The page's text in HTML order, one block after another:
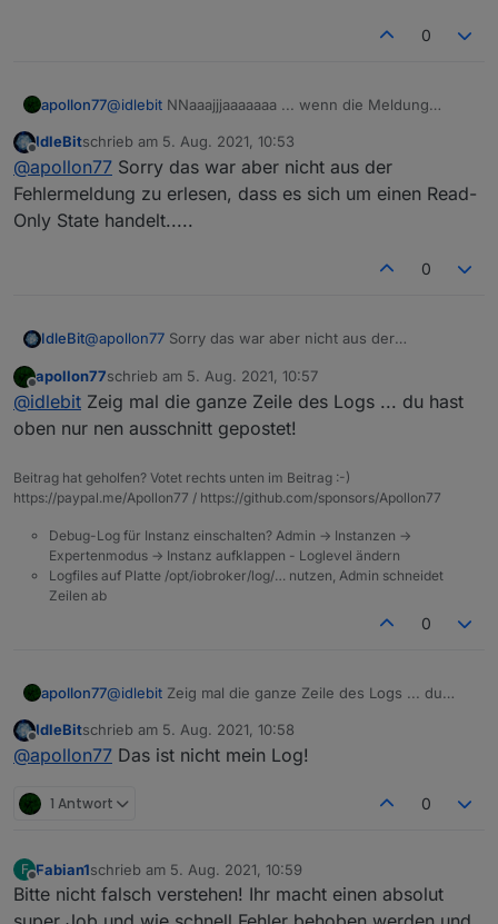
0
apollon77@idlebit NNaaajjjaaaaaaa ... wenn die Meldung
... die Hauptfrage für mich ist : Warum denn
überhaupt? Aber ja eine Lösung (die pragmatischste
aber nicht die beste) ist das von Dir vorgeschlagene.
Die richtige Lösung ist zu schauen warum man
überhaupt auf ein Read-Only-State schreibt und
Offline
IdleBitschrieb am 5. Aug. 2021, 10:53
zuletzt editiert von
@apollon77 Sorry das war aber nicht aus der
Fehlermeldung zu erlesen, dass es sich um einen Read-
Only State handelt.....
0
IdleBit@apollon77 Sorry das war aber nicht aus der
Only State handelt.....
Offline
apollon77schrieb am 5. Aug. 2021, 10:57
zuletzt editiert von
@idlebit Zeig mal die ganze Zeile des Logs ... du hast
oben nur nen ausschnitt gepostet!
Beitrag hat geholfen? Votet rechts unten im Beitrag :-)
https://paypal.me/Apollon77 / https://github.com/sponsors/Apollon77
Debug-Log für Instanz einschalten? Admin -> Instanzen ->
Expertenmodus -> Instanz aufklappen - Loglevel ändern
Logfiles auf Platte /opt/iobroker/log/… nutzen, Admin schneidet
Zeilen ab
0
apollon77@idlebit Zeig mal die ganze Zeile des Logs ... du
Offline
IdleBitschrieb am 5. Aug. 2021, 10:58
zuletzt editiert von
@apollon77 Das ist nicht mein Log!
1 Antwort 0
F
Offline
Fabian1schrieb am 5. Aug. 2021, 10:59
zuletzt editiert von
Bitte nicht falsch verstehen! Ihr macht einen absolut